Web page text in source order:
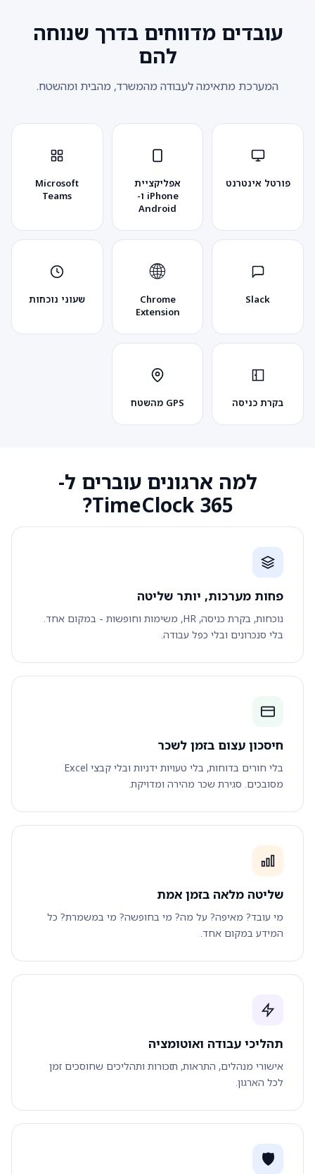
עובדים מדווחים בדרך שנוחה
להם
המערכת מתאימה לעבודה מהמשרד, מהבית ומהשטח.
פורטל אינטרנט
אפליקציית
iPhone ו-
Android
Microsoft
Teams
Slack
🌐
Chrome
Extension
שעוני נוכחות
בקרת כניסה GPS מהשטח
למה ארגונים עוברים ל-
TimeClock 365?
פחות מערכות, יותר שליטה
נוכחות, בקרת כניסה, HR, משימות וחופשות - במקום אחד.
בלי סנכרונים ובלי כפל עבודה.
חיסכון עצום בזמן לשכר
בלי חורים בדוחות, בלי טעויות ידניות ובלי קבצי Excel
מסובכים. סגירת שכר מהירה ומדויקת.
שליטה מלאה בזמן אמת
מי עובד? מאיפה? על מה? מי בחופשה? מי במשמרת? כל
המידע במקום אחד.
תהליכי עבודה ואוטומציה
אישורי מנהלים, התראות, תזכורות ותהליכים שחוסכים זמן
לכל הארגון.
🛡️